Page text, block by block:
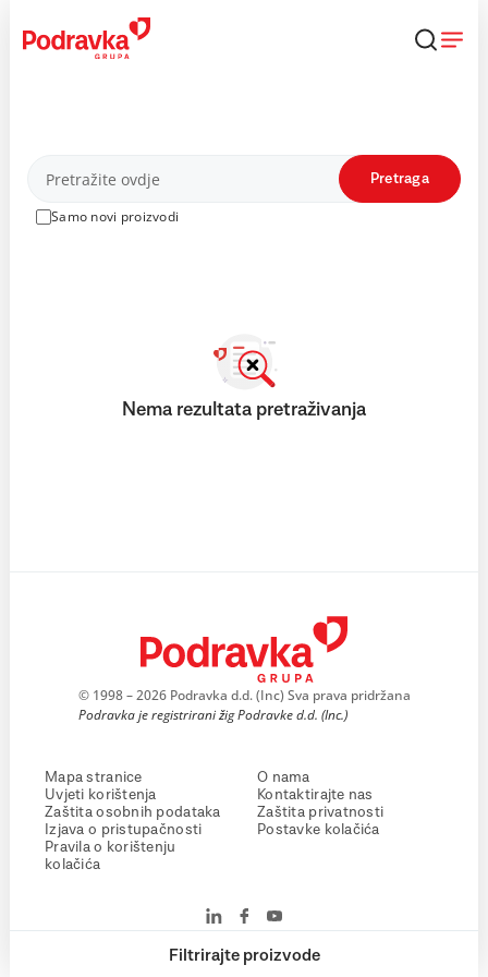
content
Proizvodi
Samo novi proizvodi
Pretraga
Filtrirajte proizvode
Nema rezultata pretraživanja
© 1998 – 2026 Podravka d.d. (Inc) Sva prava pridržana
Podravka je registrirani žig Podravke d.d. (Inc.)
Mapa stranice
Uvjeti korištenja
Zaštita osobnih podataka
Izjava o pristupačnosti
Pravila o korištenju
kolačića
O nama
Kontaktirajte nas
Zaštita privatnosti
Postavke kolačića